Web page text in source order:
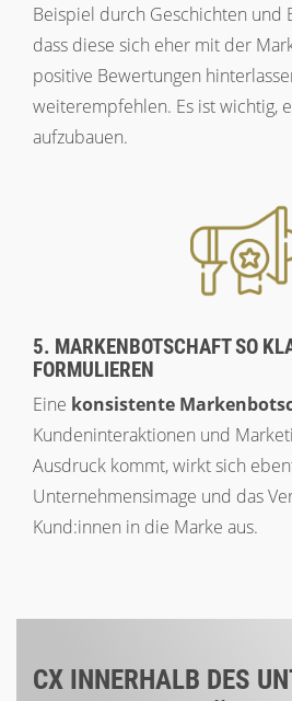
Beispiel durch Geschichten und
dass diese sich eher mit der
positive Bewertungen
weiterempfehlen. Es ist wichtig,
aufzubauen.
5. MARKENBOTSCHAFT SO
FORMULIEREN
Eine konsistente
Kundeninteraktionen und
Ausdruck kommt, wirkt sich
Unternehmensimage und das
Kund:innen in die Marke aus.
CX INNERHALB DES